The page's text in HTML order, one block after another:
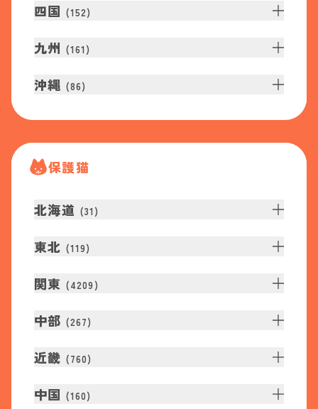
四国 (152)
九州 (161 )
沖縄 (86)
保護猫
北海道 (31 )
東北 (119)
関東 (4209 )
中部 (267)
近畿 (760)
中国 (160)